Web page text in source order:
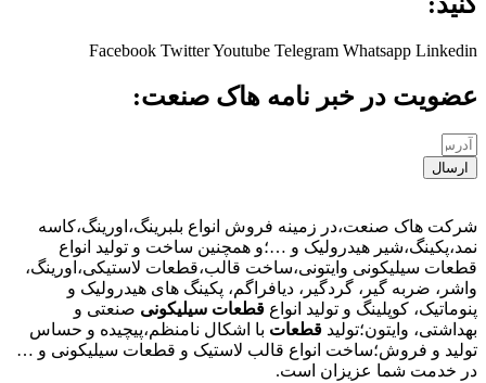
Facebook TwitterYoutube Telegram Whatsapp Linkedin
عضویت در خبر نامه هاک صنعت:
ارسال
شرکت هاک صنعت،در زمینه فروش انواع بلبرینگ،اورینگ،کاسه
نمد،پکینگ،شیر هیدرولیک و …؛و همچنین ساخت و تولید انواع
قطعات سیلیکونی وایتونی،ساخت قالب،قطعات لاستیکی،اورینگ،
واشر، ضربه گیر، گردگیر، دیافراگم، پکینگ های هیدرولیک و
پنوماتیک، کوپلینگ و تولید انواع قطعات سیلیکونی صنعتی و
بهداشتی، وایتون؛تولید قطعات با اشکال نامنظم،پیچیده و حساس
تولید و فروش؛ساخت انواع قالب لاستیک و قطعات سیلیکونی و …
در خدمت شما عزیزان است.